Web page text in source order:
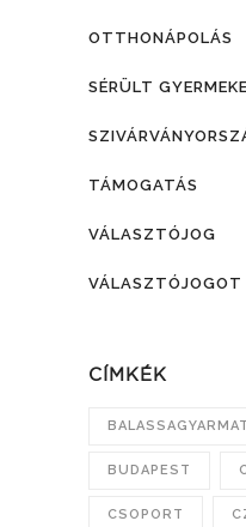
OTTHONÁPOLÁS
SÉRÜLT
TÁMOGATÁS
VÁLASZTÓJOG
VÁLASZTÓJOGOT
CÍMKÉK
BALASSAGYARMAT
BUDAPEST
CSOPORT